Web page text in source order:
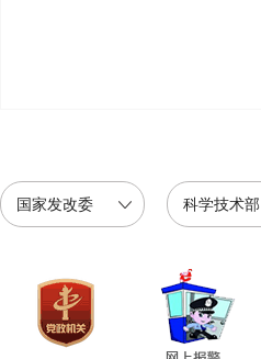
国家发改委 科学技术部